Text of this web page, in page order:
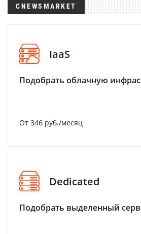
CNEWSMARKET
IaaS
Подобрать облачную
От 346 руб./месяц
Dedicated
Подобрать выделенный